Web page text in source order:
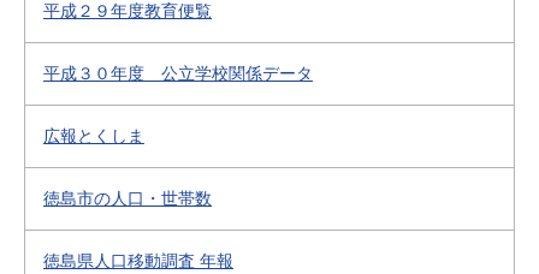
平成２９年度教育便覧
平成３０年度 公立学校関係データ
広報とくしま
徳島市の人口・世帯数
徳島県人口移動調査 年報